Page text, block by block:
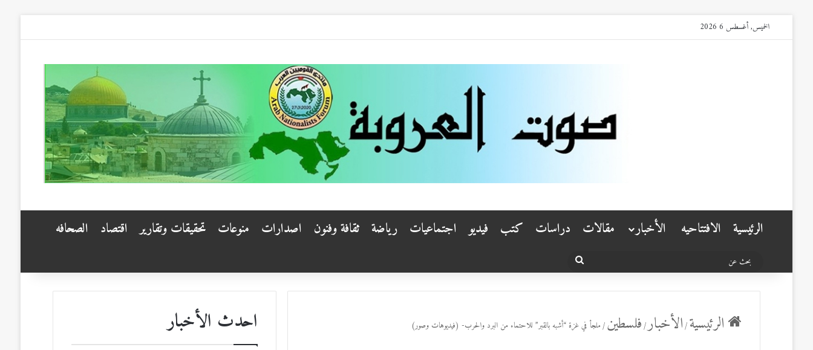
الخميس, أغسطس 6 2026
الرئيسية الافتتاحيه الأخبار مقالات دراسات كتب فيديو اجتماعيات رياضة ثقافة وفنون اصدارات منوعات تحقيقات وتقارير اقتصاد الصحافه
بحث
الرئيسية/الأخبار/فلسطين/ملجأ في غزة “أشبه بالقبر” للاحتماء من البرد والحرب- (فيديوهات وصور) احدث الأخبار